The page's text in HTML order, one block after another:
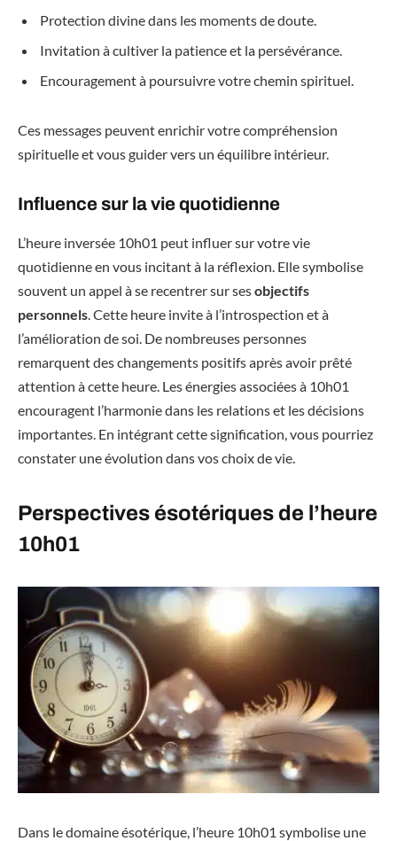
Protection divine dans les moments de doute.
Invitation à cultiver la patience et la persévérance.
Encouragement à poursuivre votre chemin spirituel.
Ces messages peuvent enrichir votre compréhension
spirituelle et vous guider vers un équilibre intérieur.
Influence sur la vie quotidienne
L’heure inversée 10h01 peut influer sur votre vie
quotidienne en vous incitant à la réflexion. Elle symbolise
souvent un appel à se recentrer sur sesobjectifs
personnels. Cette heure invite à l’introspection et à
l’amélioration de soi. De nombreuses personnes
remarquent des changements positifs après avoir prêté
attention à cette heure. Les énergies associées à 10h01
encouragent l’harmonie dans les relations et les décisions
importantes. En intégrant cette signification, vous pourriez
constater une évolution dans vos choix de vie.
Perspectives ésotériques de l’heure
10h01
Dans le domaine ésotérique, l’heure 10h01 symbolise une